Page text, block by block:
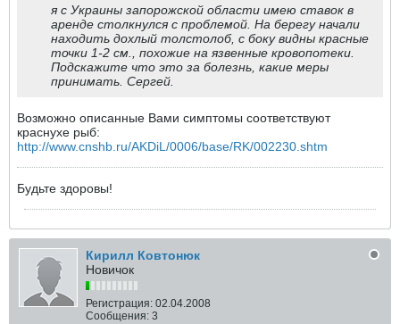
я с Украины запорожской области имею ставок в
аренде столкнулся с проблемой. На берегу начали
находить дохлый толстолоб, с боку видны красные
точки 1-2 см., похожие на язвенные кровопотеки.
Подскажите что это за болезнь, какие меры
принимать. Сергей.
Возможно описанные Вами симптомы соответствуют
краснухе рыб:
http://www.cnshb.ru/AKDiL/0006/base/RK/002230.shtm
Будьте здоровы!
Кирилл Ковтонюк
Новичок
Регистрация: 02.04.2008
Сообщения: 3